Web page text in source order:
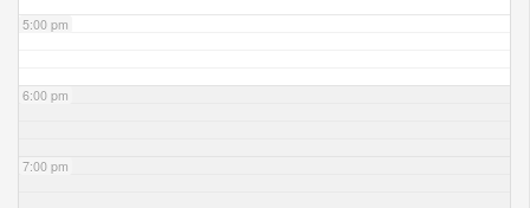
5:00 pm
6:00 pm
7:00 pm